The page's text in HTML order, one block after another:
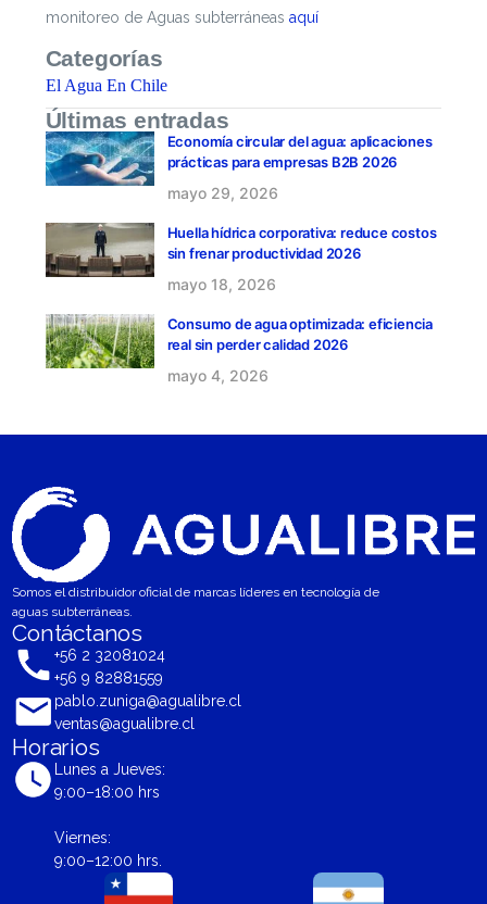
monitoreo de Aguas subterráneas aquí
Categorías
El Agua En Chile
Últimas entradas
Economía circular del agua: aplicaciones
prácticas para empresas B2B 2026
mayo 29, 2026
Huella hídrica corporativa: reduce costos
sin frenar productividad 2026
mayo 18, 2026
Consumo de agua optimizada: eficiencia
real sin perder calidad 2026
mayo 4, 2026
Somos el distribuidor oficial de marcas líderes en tecnología de
aguas subterráneas.
Contáctanos
+56 2 32081024
+56 9 82881559
pablo.zuniga@agualibre.cl
ventas@agualibre.cl
Horarios
Lunes a Jueves:
9:00–18:00 hrs
Viernes:
9:00–12:00 hrs.